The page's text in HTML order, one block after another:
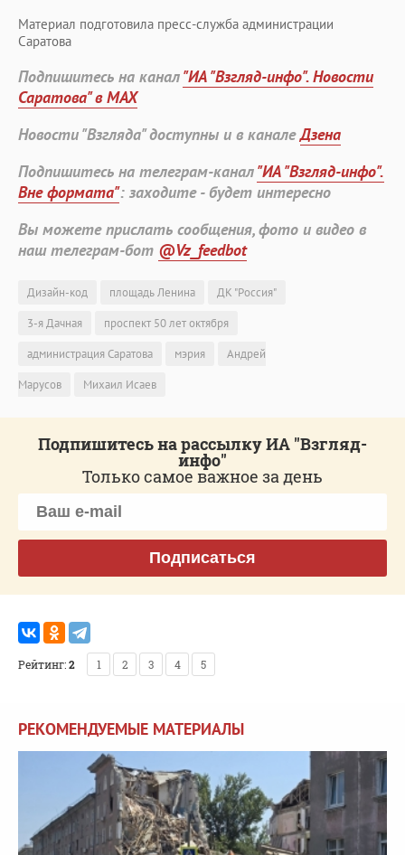
Материал подготовила пресс-служба администрации
Саратова
Подпишитесь на канал"ИА "Взгляд-инфо". Новости
Саратова" в MAX
Новости "Взгляда" доступны и в каналеДзена
Подпишитесь на телеграм-канал"ИА "Взгляд-инфо".
Вне формата": заходите - будет интересно
Вы можете прислать сообщения, фото и видео в
наш телеграм-бот @Vz_feedbot
Дизайн-код площадь Ленина
ДК "Россия"
3-я Дачная
проспект 50 лет октября
администрация Саратова
мэрия
Андрей
Марусов
Михаил Исаев
Подпишитесь на рассылку ИА "Взгляд-
инфо"
Только самое важное за день
Подписаться
Рейтинг:2 1 2 3 4 5
РЕКОМЕНДУЕМЫЕ МАТЕРИАЛЫ